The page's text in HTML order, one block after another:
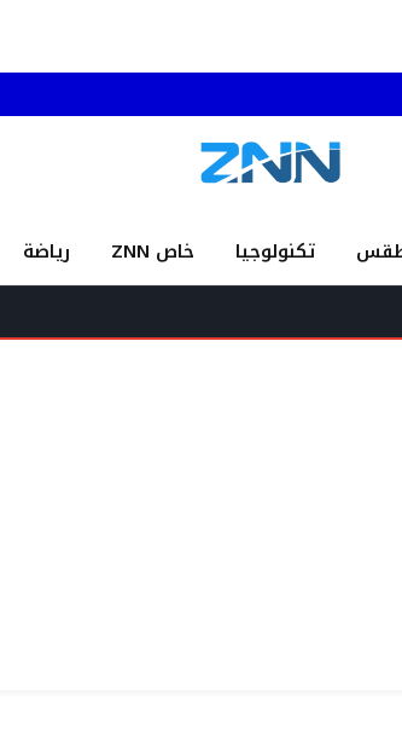
تكنولوجيا خاص ZNN رياضة